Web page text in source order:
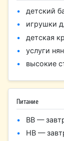
детский
игрушки
детская
услуги
высокие
Питание
BB —
HB —